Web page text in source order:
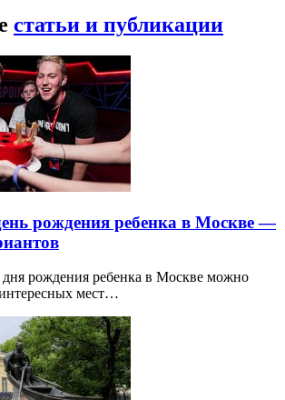
статьи и публикации
рождения ребенка в Москве —
дня рождения ребенка в Москве можно
мест…